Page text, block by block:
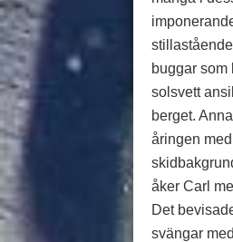
buggar som
solsvett
berget.
åringen
åker Carl
Det
svängar